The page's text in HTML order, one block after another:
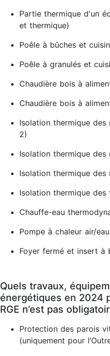
Partie thermique d'un
et thermique)
Poêle à bûches et
Poêle à granulés et
Chaudière bois à
Chaudière bois à
Isolation thermique
2)
Isolation thermique
Isolation thermique
Isolation thermique des
Chauffe-eau
Pompe à chaleur air/
Foyer fermé et insert à
Quels travaux,
énergétiques en 2024
RGE n’est pas
Protection des parois
(uniquement pour